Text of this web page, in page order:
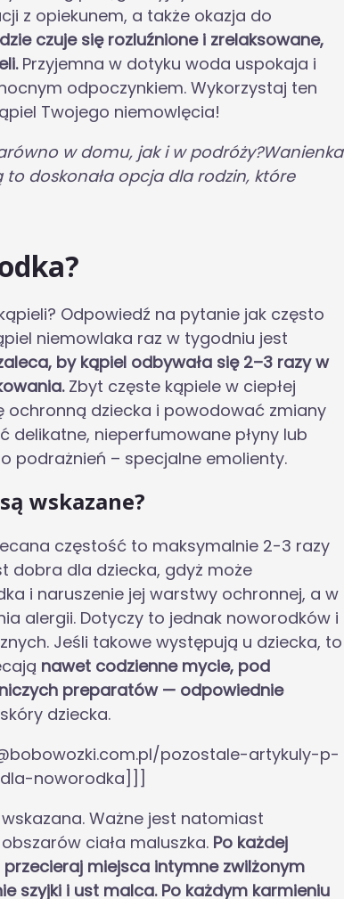
z opiekunem, a także okazja do
czuje się rozluźnione i zrelaksowane,
Przyjemna w dotyku woda uspokaja i
odpoczynkiem. Wykorzystaj ten
Twojego niemowlęcia!
w domu, jak i w podróży?Wanienka
to doskonała opcja dla rodzin, które
Odpowiedź na pytanie jak często
niemowlaka raz w tygodniu jest
by kąpiel odbywała się 2–3 razy w
Zbyt częste kąpiele w ciepłej
dziecka i powodować zmiany
delikatne, nieperfumowane płyny lub
podrażnień – specjalne emolienty.
wskazane?
częstość to maksymalnie 2-3 razy
dobra dla dziecka, gdyż może
i naruszenie jej warstwy ochronnej, a w
alergii. Dotyczy to jednak noworodków i
Jeśli takowe występują u dziecka, to
nawet codzienne mycie, pod
preparatów — odpowiednie
dziecka.
pozostale-artykuly-p-
noworodka]]]
Ważne jest natomiast
ciała maluszka. Po każdej
miejsca intymne zwilżonym
szyjki i ust malca. Po każdym karmieniu